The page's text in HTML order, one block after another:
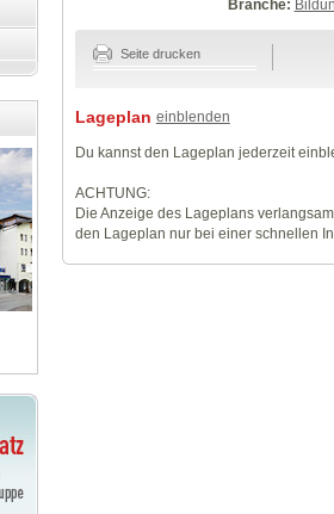
Branche:
Seite drucken
Lageplan einblenden
Du kannst den Lageplan jederzeit
ACHTUNG:
Die Anzeige des Lageplans
den Lageplan nur bei einer schnellen